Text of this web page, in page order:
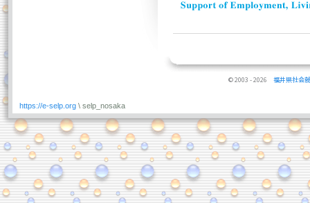
© 2003 - 2026 福井県社会
https://e-selp.org \ selp_nosaka